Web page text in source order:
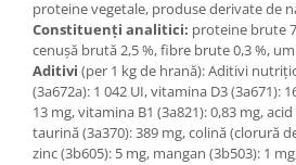
proteine vegetale, produse derivate de
Constituenţi analitici: proteine brute
cenuşă brută 2,5 %, fibre brute 0,3 %,
Aditivi (per 1 kg de hrană): Aditivi
(3а672а): 1 042 UI, vitamina D3 (3а671):
13 mg, vitamina B1 (3а821): 0,83 mg,
taurină (3a370): 389 mg, colină (clorură
zinc (3b605): 5 mg, mangan (3b503): 1